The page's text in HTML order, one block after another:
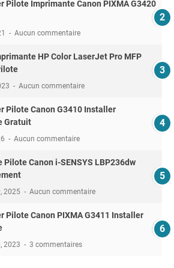
Pilote Imprimante Canon PIXMA G3420
Aucun commentaire
HP Color LaserJet Pro MFP
Aucun commentaire
Pilote Canon G3410 Installer
Gratuit
Aucun commentaire
Pilote Canon i-SENSYS LBP236dw
2025 Aucun commentaire
Pilote Canon PIXMA G3411 Installer
2023 3 commentaires